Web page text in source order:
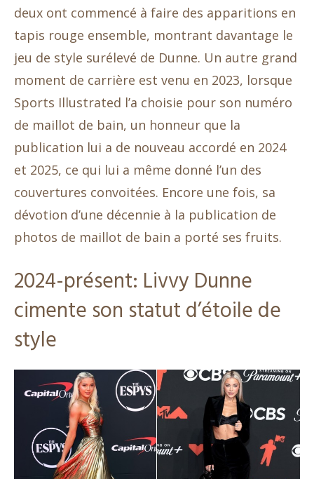
deux ont commencé à faire des apparitions en
tapis rouge ensemble, montrant davantage le
jeu de style surélevé de Dunne. Un autre grand
moment de carrière est venu en 2023, lorsque
Sports Illustrated l’a choisie pour son numéro
de maillot de bain, un honneur que la
publication lui a de nouveau accordé en 2024
et 2025, ce qui lui a même donné l’un des
couvertures convoitées. Encore une fois, sa
dévotion d’une décennie à la publication de
photos de maillot de bain a porté ses fruits.
2024-présent: Livvy Dunne
cimente son statut d’étoile de
style